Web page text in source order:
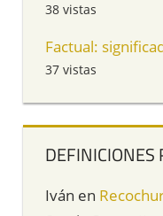
38 vistas
Factual:
37 vistas
DEFINICIONES
Iván en